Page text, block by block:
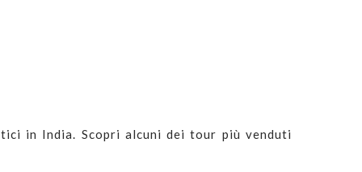
in India. Scopri alcuni dei tour più venduti